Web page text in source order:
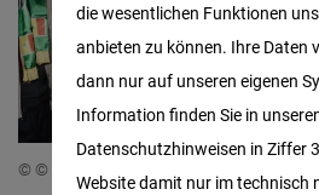
© © AFP/CARMEN ABD ALI
die wesentlichen Funktionen
anbieten zu können. Ihre Daten
dann nur auf unseren eigenen
Information finden Sie in
Datenschutzhinweisen in Ziffer
Website damit nur im technisch
Facebook
Embed
Twitter
Embed